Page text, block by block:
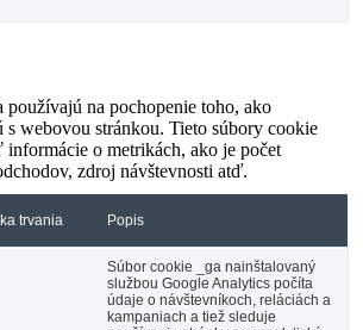
používajú na pochopenie toho, ako
s webovou stránkou. Tieto súbory cookie
o metrikách, ako je počet
zdroj návštevnosti atď.
trvania Popis
Súbor cookie _ga nainštalovaný
službou Google Analytics počíta
údaje o návštevníkoch, reláciách a
kampaniach a tiež sleduje